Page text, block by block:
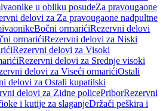
u obliku posudeZa pravougaone
delovi za Za pravougaone nadpultne
Bočni ormarićiRezervni delovi
ormarićiRezervni delovi za Niski
Rezervni delovi za Visoki
Rezervni delovi za Srednje visoki
delovi za Viseći ormarićiOstali
delovi za Ostali kupatilski
delovi za Zidne policePriborRezervni
i kutije za slaganjeDržači peškira i